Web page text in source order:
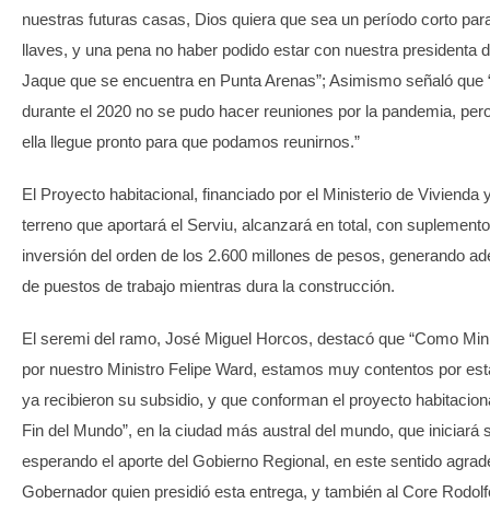
nuestras futuras casas, Dios quiera que sea un período corto
llaves, y una pena no haber podido estar con nuestra presidenta
Jaque que se encuentra en Punta Arenas”; Asimismo señaló que
durante el 2020 no se pudo hacer reuniones por la pandemia,
ella llegue pronto para que podamos reunirnos.”
El Proyecto habitacional, financiado por el Ministerio de Vivienda
terreno que aportará el Serviu, alcanzará en total, con
inversión del orden de los 2.600 millones de pesos, generando
de puestos de trabajo mientras dura la construcción.
El seremi del ramo, José Miguel Horcos, destacó que “Como
por nuestro Ministro Felipe Ward, estamos muy contentos por
ya recibieron su subsidio, y que conforman el proyecto
Fin del Mundo”, en la ciudad más austral del mundo, que iniciará
esperando el aporte del Gobierno Regional, en este sentido
Gobernador quien presidió esta entrega, y también al Core